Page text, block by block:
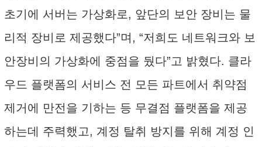
초기에 서버는 가상화로, 앞단의 보안 장비는 물
리적 장비로 제공했다”며, “저희도 네트워크와 보
안장비의 가상화에 중점을 뒀다”고 밝혔다. 클라
우드 플랫폼의 서비스 전 모든 파트에서 취약점
제거에 만전을 기하는 등 무결점 플랫폼을 제공
하는데 주력했고, 계정 탈취 방지를 위해 계정 인